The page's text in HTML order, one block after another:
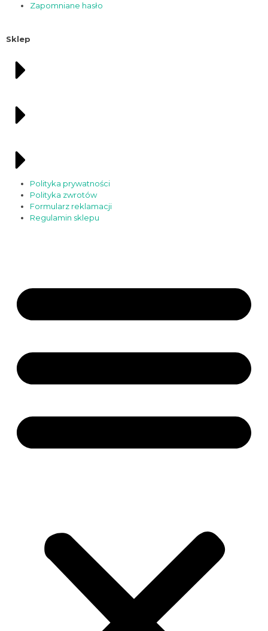
Zapomniane hasło
Sklep
Polityka prywatności
Polityka zwrotów
Formularz reklamacji
Regulamin sklepu